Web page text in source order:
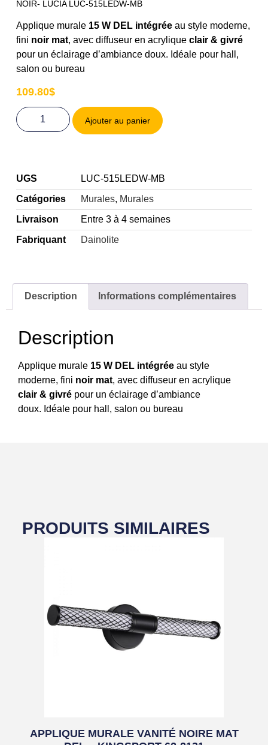
NOIR- LUCIA LUC-515LEDW-MB
Applique murale 15 W DEL intégréeau style moderne,
fini noir mat, avec diffuseur en acrylique clair & givré
pour un éclairage d’ambiance doux. Idéale pour hall,
salon ou bureau
109.80$
Ajouter au panier
UGS
LUC-515LEDW-MB
Catégories
Murales, Murales
Livraison
Entre 3 à 4 semaines
Fabriquant
Dainolite
Description Informations complémentaires
Description
Applique murale 15 W DEL intégrée au style
moderne, fini noir mat, avec diffuseur en acrylique
clair & givré pour un éclairage d’ambiance
doux. Idéale pour hall, salon ou bureau
PRODUITS SIMILAIRES
APPLIQUE MURALE VANITÉ NOIRE MAT